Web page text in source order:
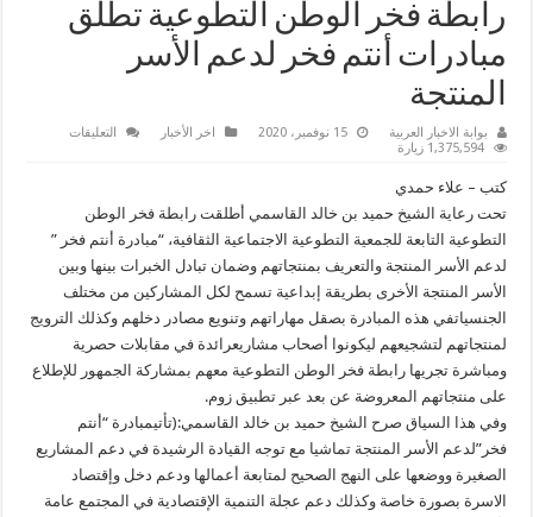
رابطة فخر الوطن التطوعية تطلق
مبادرات أنتم فخر لدعم الأسر
المنتجة
بوابة الاخبار العربية 15 نوفمبر، 2020 اخر الأخبار التعليقات
أنتم
لدعم
المنتجة
مغلقة
1,375,594 زيارة
كتب – علاء حمدي
تحت رعاية الشيخ حميد بن خالد القاسمي أطلقت رابطة فخر الوطن
التطوعية التابعة للجمعية التطوعية الاجتماعية الثقافية، “مبادرة أنتم فخر ”
لدعم الأسر المنتجة والتعريف بمنتجاتهم وضمان تبادل الخبرات بينها وبين
الأسر المنتجة الأخرى بطريقة إبداعية تسمح لكل المشاركين من مختلف
الجنسياتفي هذه المبادرة بصقل مهاراتهم وتنويع مصادر دخلهم وكذلك الترويج
لمنتجاتهم لتشجيعهم ليكونوا أصحاب مشاريعرائدة في مقابلات حصرية
ومباشرة تجريها رابطة فخر الوطن التطوعية معهم بمشاركة الجمهور للإطلاع
على منتجاتهم المعروضة عن بعد عبر تطبيق زوم.
وفي هذا السياق صرح الشيخ حميد بن خالد القاسمي:(تأتيمبادرة “أنتم
فخر”لدعم الأسر المنتجة تماشيا مع توجه القيادة الرشيدة في دعم المشاريع
الصغيرة ووضعها على النهج الصحيح لمتابعة أعمالها ودعم دخل وإقتصاد
الاسرة بصورة خاصة وكذلك دعم عجلة التنمية الإقتصادية في المجتمع عامة